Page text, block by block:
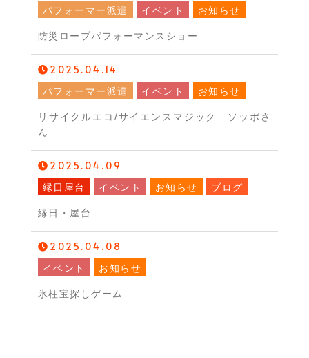
パフォーマー派遣 イベント お知らせ
防災ロープパフォーマンスショー
2025.04.14
パフォーマー派遣 イベント お知らせ
リサイクルエコ/サイエンスマジック ソッポさ
ん
2025.04.09
縁日屋台 イベント お知らせ ブログ
縁日・屋台
2025.04.08
イベント お知らせ
氷柱宝探しゲーム